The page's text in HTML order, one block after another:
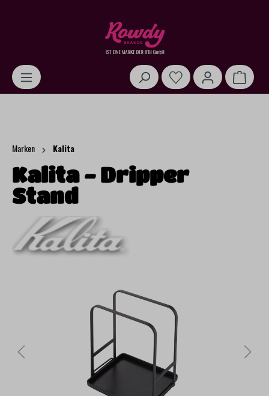
Marken Kalita
Kalita - Dripper
Stand
Bildergalerie überspringen